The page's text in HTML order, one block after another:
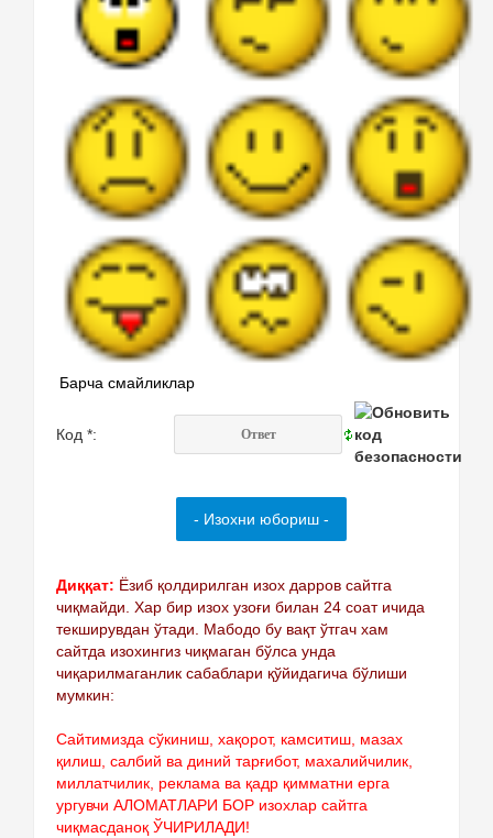
Барча смайликлар
Код *:
Диққат: Ёзиб қолдирилган изох дарров сайтга
чиқмайди. Хар бир изох узоғи билан 24 соат ичида
текширувдан ўтади. Мабодо бу вақт ўтгач хам
сайтда изохингиз чиқмаган бўлса унда
чиқарилмаганлик сабаблари қўйидагича бўлиши
мумкин:
Сайтимизда сўкиниш, хақорот, камситиш, мазах
қилиш, салбий ва диний тарғибот, махалийчилик,
миллатчилик, реклама ва қадр қимматни ерга
ургувчи АЛОМАТЛАРИ БОР изохлар сайтга
чиқмасданоқ ЎЧИРИЛАДИ!